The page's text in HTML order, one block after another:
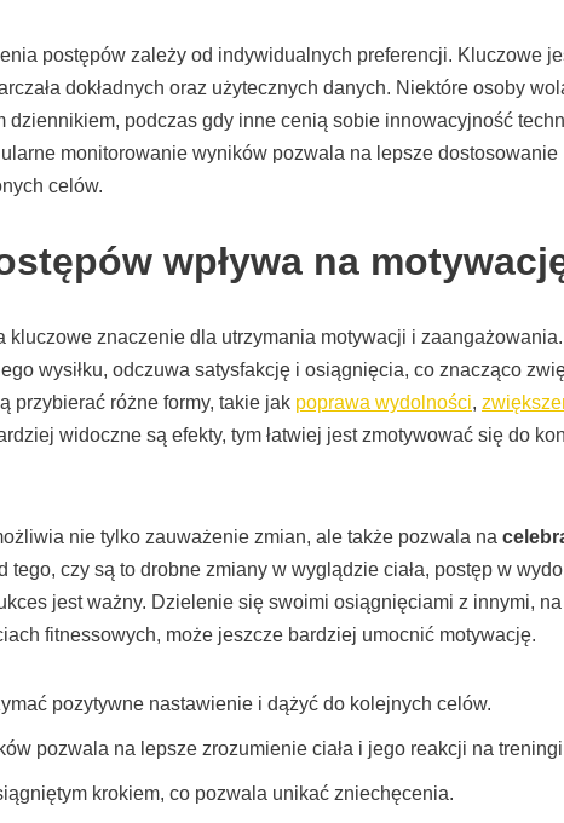
postępów zależy od indywidualnych preferencji. Kluczowe
dokładnych oraz użytecznych danych. Niektóre osoby
dziennikiem, podczas gdy inne cenią sobie innowacyjność
monitorowanie wyników pozwala na lepsze dostosowanie
celów.
wpływa na
kluczowe znaczenie dla utrzymania motywacji i
wysiłku, odczuwa satysfakcję i osiągnięcia, co znacząco
przybierać różne formy, takie jak poprawa wydolności,
widoczne są efekty, tym łatwiej jest zmotywować się do
nie tylko zauważenie zmian, ale także pozwala na
tego, czy są to drobne zmiany w wyglądzie ciała, postęp w
jest ważny. Dzielenie się swoimi osiągnięciami z innymi, na
fitnessowych, może jeszcze bardziej umocnić motywację.
pozytywne nastawienie i dążyć do kolejnych celów.
pozwala na lepsze zrozumienie ciała i jego reakcji na
krokiem, co pozwala unikać zniechęcenia.